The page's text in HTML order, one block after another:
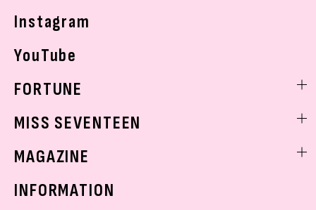
Instagram
YouTube
FORTUNE
MISS SEVENTEEN
MAGAZINE
INFORMATION